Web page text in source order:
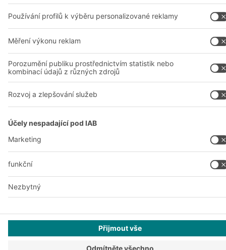
Montážní podmínkyVšeobecné obchodní podmínky
Prohlášení o ochraně osobních údajůPrávní oznámení
Nastavení soukromí